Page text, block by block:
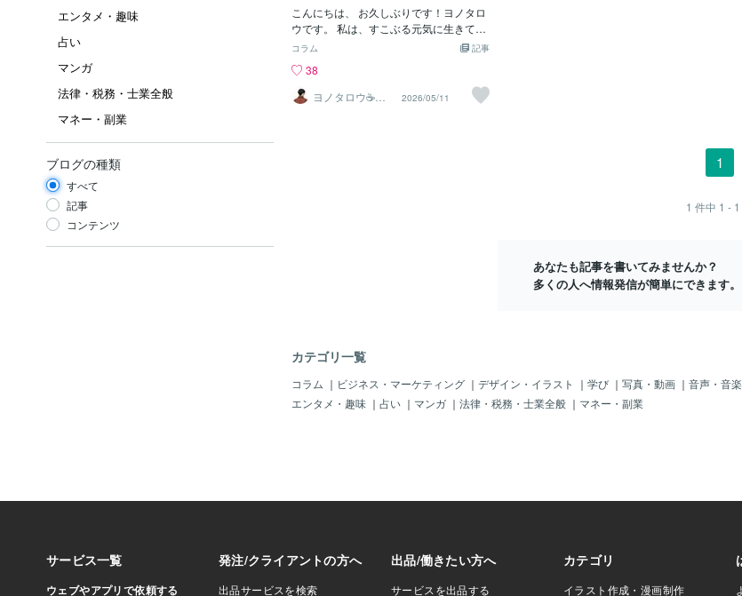
エンタメ・趣味
占い
マンガ
法律・税務・士業全般
マネー・副業
ブログの種類
すべて
記事
コンテンツ
こんにちは、 お久しぶりです！ヨノタロ
ウです。 私は、すこぶる元気に生きてま
す👌 今回は、何やら面白そうな企画 『コ
イトルでのブログアップを、 やってるの
をたまたま拝見し、 いっちょ噛みしよう
と思い、 この世界線に一時的に戻ってき
『やじるしっぽいマーク』と言えば、 ◎
リユース ◎リサイクル◎リデュースこの
3つの言葉って、セットで見かけることが
多いですよね。 何度も聞いて、 意味も違
いも、 なんとな〜く、わかっている言
誰かが使っていたものを、 次の誰かが引
き継ぐ。 もう新品ではないけど、 だから
こそ残っている味
記事
コラム
38
ヨノタロウ☕️安
らぎと癒しのひ
2026/05/11
1
1 件中 1 - 1
あなたも記事を書いてみませんか？
多くの人へ情報発信が簡単にできます。
カテゴリ一覧
コラム ｜ ビジネス・マーケティング ｜ デザイン・イラスト ｜ 学び ｜ 写真・動画 ｜ 音声・音楽
エンタメ・趣味 ｜ 占い ｜ マンガ ｜ 法律・税務・士業全般 ｜ マネー・副業